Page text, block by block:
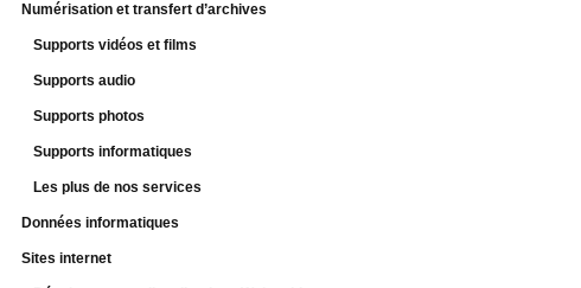
Numérisation et transfert d’archives
Supports vidéos et films
Supports audio
Supports photos
Supports informatiques
Les plus de nos services
Données informatiques
Sites internet